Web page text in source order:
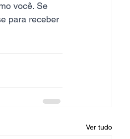
você. Se
para receber
Ver tudo